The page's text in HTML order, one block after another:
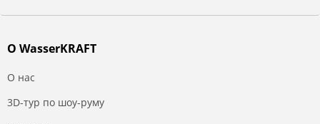
О WasserKRAFT
О нас
3D-тур по шоу-руму